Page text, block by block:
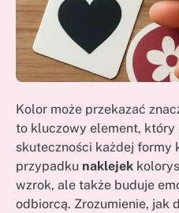
Kolor może przekazać
to kluczowy element,
skuteczności każdej formy
przypadku naklejek
wzrok, ale także buduje
odbiorcą. Zrozumienie, jak